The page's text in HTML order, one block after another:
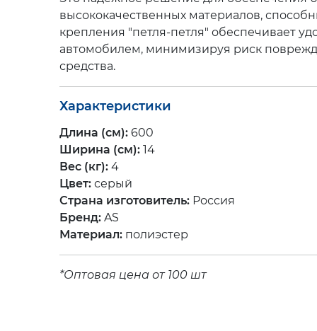
Бумага
тахографа
и
диски
для
тахогрофа (17)
Климатическая
инструментальные (20)
Карты
и
Цепи-
противоскольжения
Аксессуары
высококачественных материалов,
крепления "петля-петля" обеспечивает
автомобилем, минимизируя риск
средства.
Характеристики
Длина (см): 600
Ширина (см): 14
Вес (кг): 4
Цвет: серый
Страна изготовитель: Россия
Бренд: AS
Материал: полиэстер
*Оптовая цена от 100 шт